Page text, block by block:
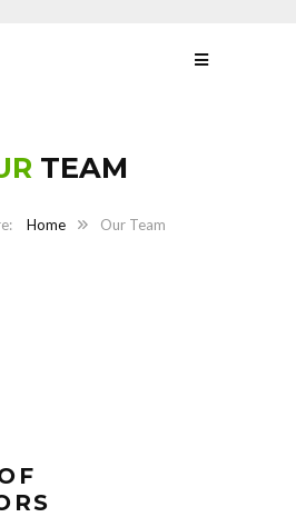
TEAM
Home Our Team